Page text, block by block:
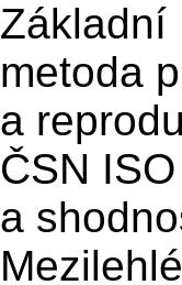
Základní
metoda
a
ČSN
a